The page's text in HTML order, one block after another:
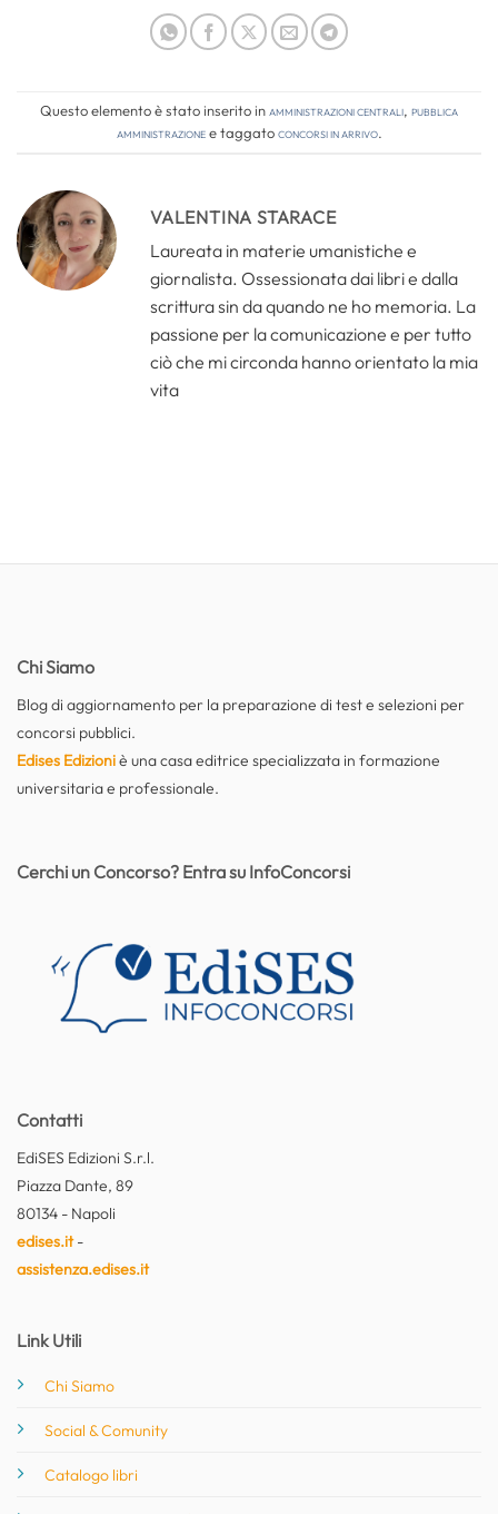
Questo elemento è stato inserito inAmministrazioni Centrali, Pubblica
amministrazionee taggatoconcorsi in arrivo.
VALENTINA STARACE
Laureata in materie umanistiche e
giornalista. Ossessionata dai libri e dalla
scrittura sin da quando ne ho memoria. La
passione per la comunicazione e per tutto
ciò che mi circonda hanno orientato la mia
vita
Chi Siamo
Blog di aggiornamento per la preparazione di test e selezioni per
concorsi pubblici.
Edises Edizioniè una casa editrice specializzata in formazione
universitaria e professionale.
Contatti
EdiSES Edizioni S.r.l.
Piazza Dante, 89
80134 - Napoli
edises.it-
assistenza.edises.it
Link Utili
Chi Siamo
Social & Comunity
Catalogo libri
Cerchi un Concorso? Entra su InfoConcorsi